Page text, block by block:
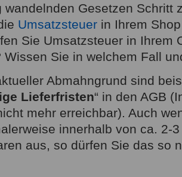
wandelnden Gesetzen Schritt
Umsatzsteuer in Ihrem
Sie Umsatzsteuer in Ihrem
Wissen Sie in welchem Fall
Abmahngrund sind
Lieferfristen“ in den AGB
mehr erreichbar). Auch
innerhalb von ca. 2-
aus, so dürfen Sie das so